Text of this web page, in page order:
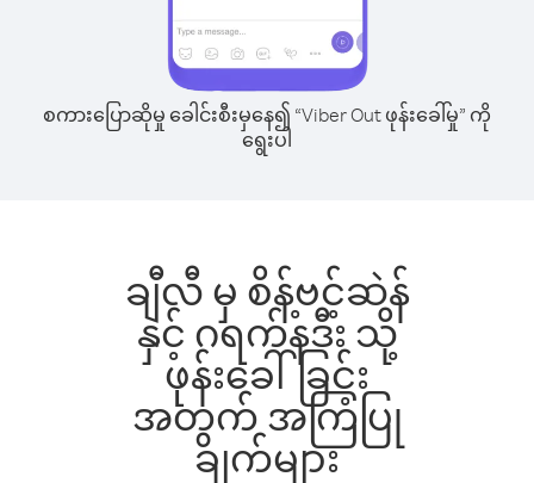
စကားပြောဆိုမှု ခေါင်းစီးမှနေ၍ “Viber Out ဖုန်းခေါ်မှု” ကို
ရွေးပါ
ချီလီ မှ စိန့်ဗင့်ဆဲန်
နှင့် ဂရက်နဒီး သို့
ဖုန်းခေါ်ခြင်း
အတွက် အကြံပြု
ချက်များ